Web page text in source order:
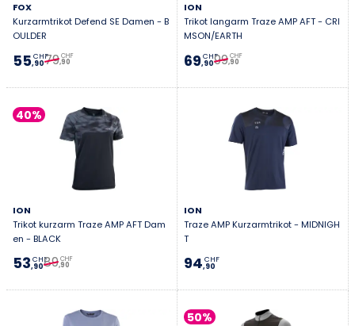
FOX
Kurzarmtrikot Defend SE Damen - B
OULDER
55,90
CHF79,90
CHF
ION
Trikot langarm Traze AMP AFT - CRI
MSON/EARTH
69,90
CHF99,90
CHF
40%
ION
Trikot kurzarm Traze AMP AFT Dam
en - BLACK
53,90
CHF89,90
CHF
ION
Traze AMP Kurzarmtrikot - MIDNIGH
T
94,90
CHF
50%